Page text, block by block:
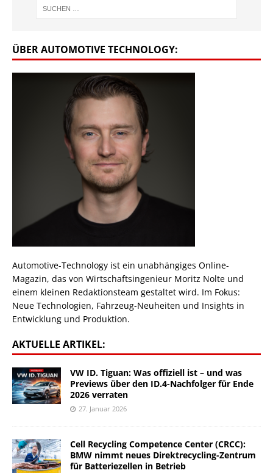
ÜBER AUTOMOTIVE TECHNOLOGY:
Automotive-Technology ist ein unabhängiges Online-
Magazin, das von Wirtschaftsingenieur Moritz Nolte und
einem kleinen Redaktionsteam gestaltet wird. Im Fokus:
Neue Technologien, Fahrzeug-Neuheiten und Insights in
Entwicklung und Produktion.
AKTUELLE ARTIKEL:
VW ID. Tiguan: Was offiziell ist – und was
Previews über den ID.4-Nachfolger für Ende
2026 verraten
27. Januar 2026
Cell Recycling Competence Center (CRCC):
BMW nimmt neues Direktrecycling-Zentrum
für Batteriezellen in Betrieb